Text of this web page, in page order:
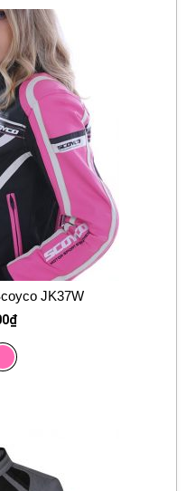
JK37W
₫